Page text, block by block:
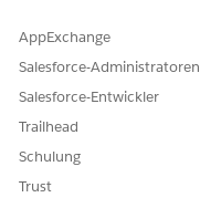
AppExchange
Salesforce-Administratoren
Salesforce-Entwickler
Trailhead
Schulung
Trust